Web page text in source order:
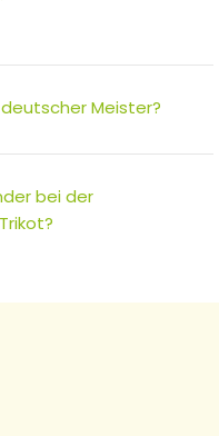
Meister?
bei der